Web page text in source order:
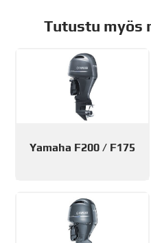
Tutustu myös
Yamaha F200 / F175